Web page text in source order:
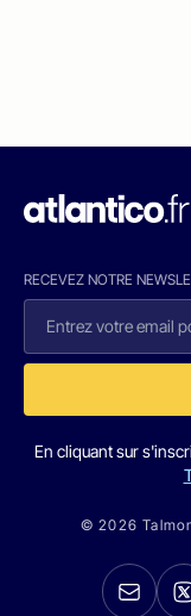
RECEVEZ NOTRE
En cliquant sur
© 2026